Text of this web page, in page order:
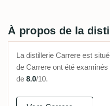
À propos de la
La distillerie Carrere est
de Carrere ont été examinés
de 8.0/10.